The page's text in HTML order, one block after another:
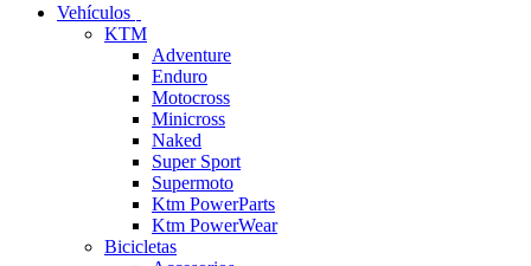
Vehículos
KTM
Adventure
Enduro
Motocross
Minicross
Naked
Super Sport
Supermoto
Ktm PowerParts
Ktm PowerWear
Bicicletas